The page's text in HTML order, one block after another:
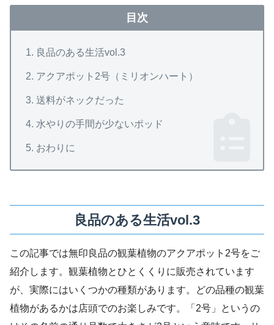
目次
良品のある生活vol.3
アクアポット2号（ミリオンハート）
送料がネックだった
水やりの手間が少ないポッド
おわりに
良品のある生活vol.3
この記事では無印良品の観葉植物のアクアポット2号をご
紹介します。観葉植物とひとくくりに販売されています
が、実際にはいくつかの種類があります。どの品種の観葉
植物があるかは店頭でのお楽しみです。「2号」というの